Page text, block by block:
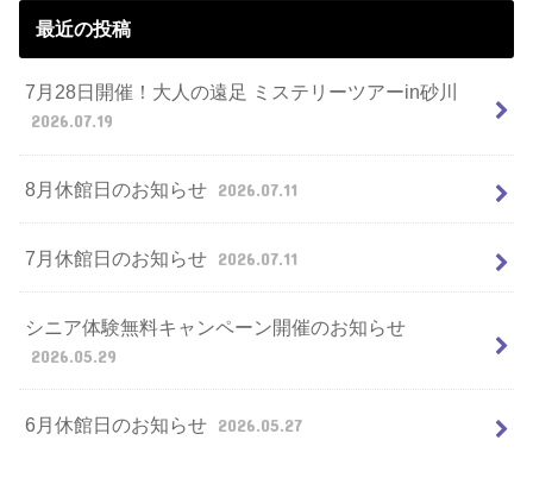
最近の投稿
7月28日開催！大人の遠足 ミステリーツアーin砂川
2026.07.19
8月休館日のお知らせ 2026.07.11
7月休館日のお知らせ 2026.07.11
シニア体験無料キャンペーン開催のお知らせ
2026.05.29
6月休館日のお知らせ 2026.05.27